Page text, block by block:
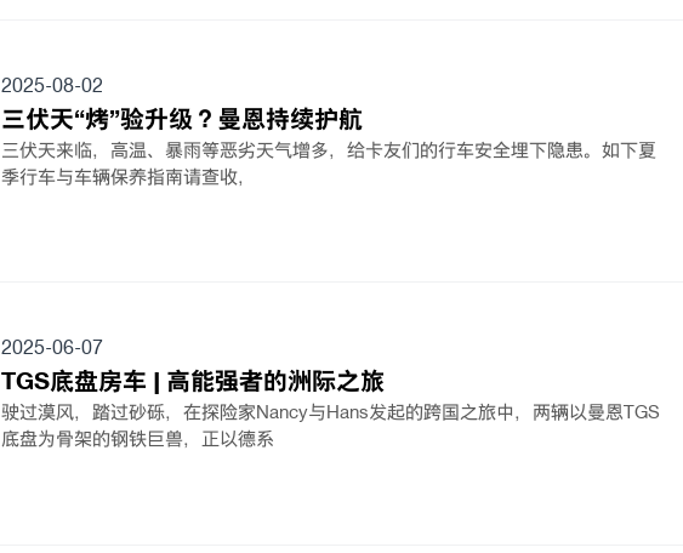
2025-08-02
三伏天“烤”验升级？曼恩持续护航
三伏天来临，高温、暴雨等恶劣天气增多，给卡友们的行车安全埋下隐患。如下夏
季行车与车辆保养指南请查收，
2025-06-07
TGS底盘房车 | 高能强者的洲际之旅
驶过漠风，踏过砂砾，在探险家Nancy与Hans发起的跨国之旅中，两辆以曼恩TGS
底盘为骨架的钢铁巨兽，正以德系